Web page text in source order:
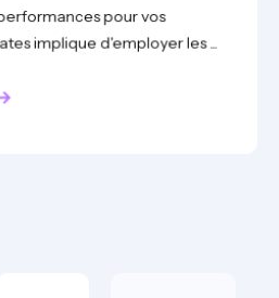
pour vos
implique d'employer les ...